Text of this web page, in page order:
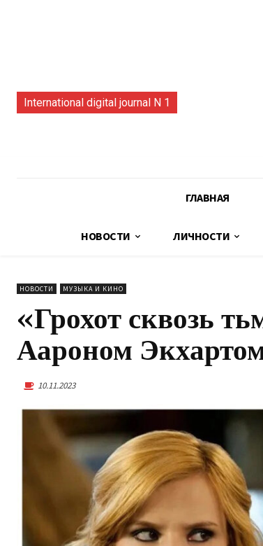
International digital journal N 1
ГЛАВНАЯ
НОВОСТИ ЛИЧНОСТИ
НОВОСТИ МУЗЫКА И КИНО
«Грохот сквозь
Аароном
10.11.2023